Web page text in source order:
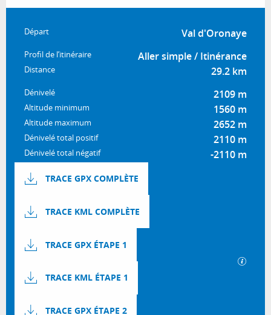
Informations pratiques
Départ Val d'Oronaye
Profil de l’itinéraire Aller simple / Itinérance
Distance 29.2 km
Dénivelé 2109 m
Altitude minimum 1560 m
Altitude maximum 2652 m
Dénivelé total positif 2110 m
Dénivelé total négatif -2110 m
Documentation
TRACE GPX COMPLÈTE
TRACE KML COMPLÈTE
TRACE GPX ÉTAPE 1
TRACE KML ÉTAPE 1
TRACE GPX ÉTAPE 2